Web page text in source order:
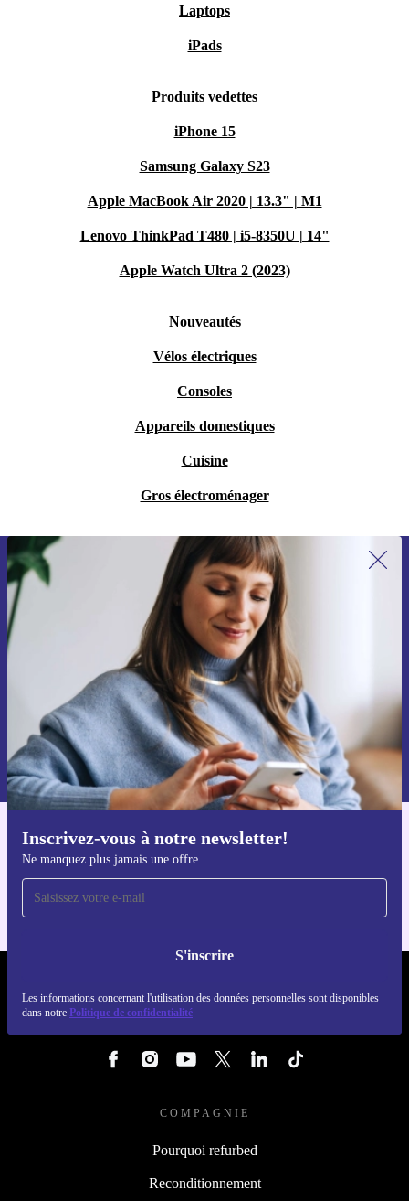
Laptops
iPads
Produits vedettes
iPhone 15
Samsung Galaxy S23
Apple MacBook Air 2020 | 13.3" | M1
Lenovo ThinkPad T480 | i5-8350U | 14"
Apple Watch Ultra 2 (2023)
Nouveautés
Vélos électriques
Consoles
Appareils domestiques
Cuisine
Gros électroménager
Inscrivez-vous à notre newsletter!
Ne manquez plus jamais une offre
S'inscrire
Les informations concernant l'utilisation des données personnelles sont disponibles
dans notre Politique de confidentialité
Recevoir offres et infos de refurbed
par mail
Ne manquez plus aucune offre.
S'inscrire
Retrouvez les informations sur l'utilisation des données personnelles
dans notre
politique de confidentialité.
Téléchargez l'application refurbed
Pour iOS et Android
COMPAGNIE
Pourquoi refurbed
Reconditionnement